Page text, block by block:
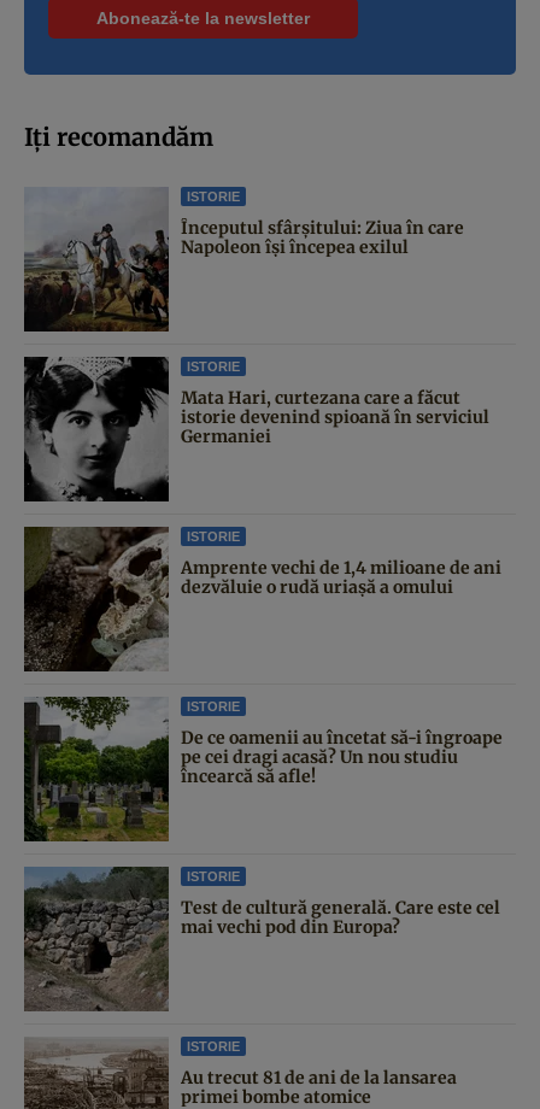
Iți recomandăm
ISTORIE
Începutul sfârşitului: Ziua în care
Napoleon îşi începea exilul
ISTORIE
Mata Hari, curtezana care a făcut
istorie devenind spioană în serviciul
Germaniei
ISTORIE
Amprente vechi de 1,4 milioane de ani
dezvăluie o rudă uriașă a omului
ISTORIE
De ce oamenii au încetat să-i îngroape
pe cei dragi acasă? Un nou studiu
încearcă să afle!
ISTORIE
Test de cultură generală. Care este cel
mai vechi pod din Europa?
ISTORIE
Au trecut 81 de ani de la lansarea
primei bombe atomice